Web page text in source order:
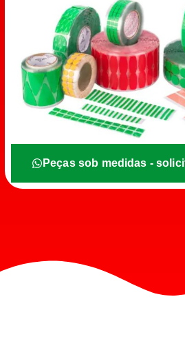
Peças sob medidas -